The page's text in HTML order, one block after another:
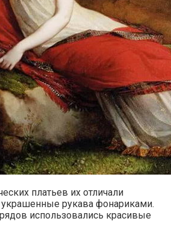
платьев их отличали
рукава фонариками.
использовались красивые